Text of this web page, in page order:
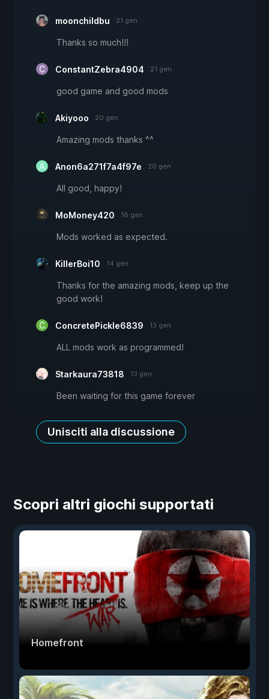
moonchildbu 21 gen
Thanks so much!!!
ConstantZebra4904 21 gen
good game and good mods
Akiyooo 20 gen
Amazing mods thanks ^^
Anon6a271f7a4f97e 20 gen
All good, happy!
MoMoney420 16 gen
Mods worked as expected.
KillerBoi10 14 gen
Thanks for the amazing mods, keep up the
good work!
ConcretePickle6839 13 gen
ALL mods work as programmed!
Starkaura73818 13 gen
Been waiting for this game forever
Unisciti alla discussione
Scopri altri giochi supportati
Homefront